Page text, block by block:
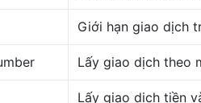
Giới hạn giao dịch
Lấy giao dịch theo
Lấy giao dịch tiền